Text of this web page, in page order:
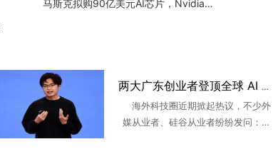
马斯克拟购90亿美元AI芯片，Nvidia股价前景引关注
两大广东创业者登顶全球 AI 赛道：两种创业路径，撑起国产大模型半边天
海外科技圈近期掀起热议，不少外
媒从业者、硅谷从业者纷纷发问：如